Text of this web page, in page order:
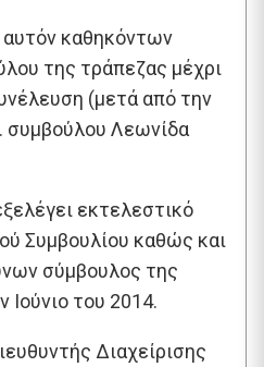
καθηκόντων
της τράπεζας μέχρι
(μετά από την
συμβούλου Λεωνίδα
εκτελεστικό
Συμβουλίου καθώς και
σύμβουλος της
Ιούνιο του 2014.
Διαχείρισης